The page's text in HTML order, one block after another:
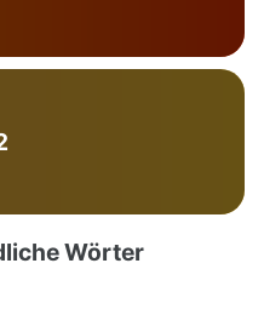
Wörter